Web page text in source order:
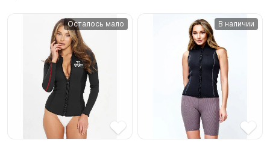
Осталось мало В наличии